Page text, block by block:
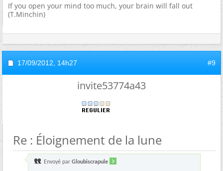
If you open your mind too much, your brain will fall out
(T.Minchin)
17/09/2012, 14h27 #9
invite53774a43
Re : Éloignement de la lune
Envoyé par Gloubiscrapule